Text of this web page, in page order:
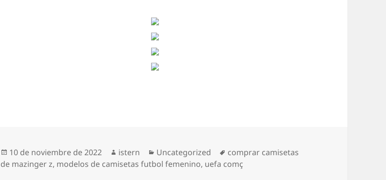
Publicado
el
10 de noviembre de 2022 Autor
istern Categorías
Uncategorized Etiquetas
comprar camisetas
de mazinger z, modelos de camisetas futbol femenino, uefa comç